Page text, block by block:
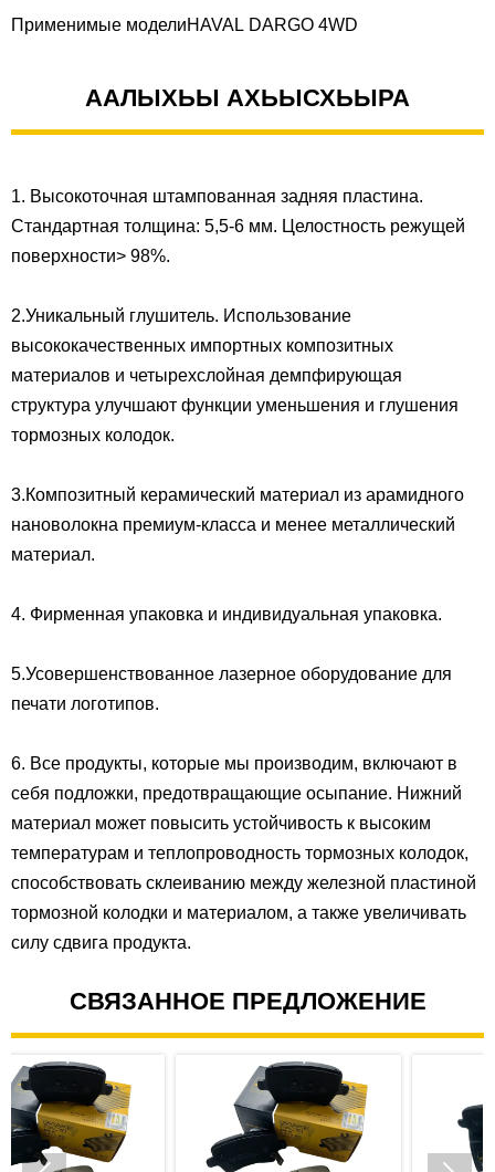
Применимые моделиHAVAL DARGO 4WD
ААЛЫХЬЫ АХЬЫСХЬЫРА
1. Высокоточная штампованная задняя пластина.
Стандартная толщина: 5,5-6 мм. Целостность режущей
поверхности> 98%.
2.Уникальный глушитель. Использование
высококачественных импортных композитных
материалов и четырехслойная демпфирующая
структура улучшают функции уменьшения и глушения
тормозных колодок.
3.Композитный керамический материал из арамидного
нановолокна премиум-класса и менее металлический
материал.
4. Фирменная упаковка и индивидуальная упаковка.
5.Усовершенствованное лазерное оборудование для
печати логотипов.
6. Все продукты, которые мы производим, включают в
себя подложки, предотвращающие осыпание. Нижний
материал может повысить устойчивость к высоким
температурам и теплопроводность тормозных колодок,
способствовать склеиванию между железной пластиной
тормозной колодки и материалом, а также увеличивать
силу сдвига продукта.
СВЯЗАННОЕ ПРЕДЛОЖЕНИЕ